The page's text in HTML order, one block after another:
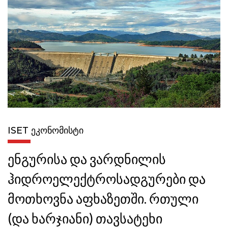
ISET ᲔᲙᲝᲜᲝᲛᲘᲡᲢᲘ
ენგურისა და ვარდნილის
ჰიდროელექტროსადგურები და
მოთხოვნა აფხაზეთში. რთული
(და ხარჯიანი) თავსატეხი